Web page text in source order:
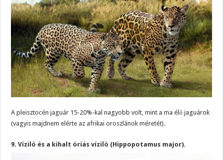
A pleisztocén jaguár 15-20%-kal nagyobb volt, mint a ma élő jaguárok
(vagyis majdnem elérte az afrikai oroszlánok méretét).
9. Víziló és a kihalt óriás víziló (Hippopotamus major).